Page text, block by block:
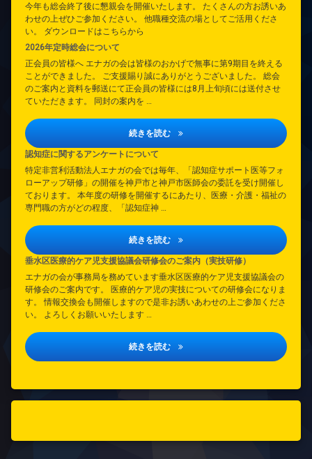
今年も総会終了後に懇親会を開催いたします。 たくさんの方お誘いあ
わせの上ぜひご参加ください。 他職種交流の場としてご活用くださ
い。 ダウンロードはこちらから
2026年定時総会について
正会員の皆様へ エナガの会は皆様のおかげで無事に第9期目を終える
ことができました。 ご支援賜り誠にありがとうございました。 総会
のご案内と資料を郵送にて正会員の皆様には8月上旬頃には送付させ
ていただきます。 同封の案内を …
続きを読む 2026年定時総会について
認知症に関するアンケートについて
特定非営利活動法人エナガの会では毎年、「認知症サポート医等フォ
ローアップ研修」の開催を神戸市と神戸市医師会の委託を受け開催し
ております。 本年度の研修を開催するにあたり、医療・介護・福祉の
専門職の方がどの程度、「認知症神 …
続きを読む 認知症に関するアンケートについて
垂水区医療的ケア児支援協議会研修会のご案内（実技研修）
エナガの会が事務局を務めています垂水区医療的ケア児支援協議会の
研修会のご案内です。 医療的ケア児の実技についての研修会になりま
す。 情報交換会も開催しますので是非お誘いあわせの上ご参加くださ
い。 よろしくお願いいたします …
続きを読む 垂水区医療的ケア児支援協議会研修